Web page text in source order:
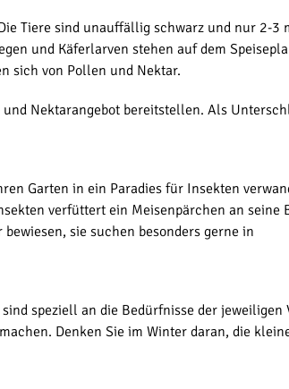
Tiere sind unauffällig schwarz und nur 2-
und Käferlarven stehen auf dem
sich von Pollen und Nektar.
Nektarangebot bereitstellen. Als
Garten in ein Paradies für Insekten
verfüttert ein Meisenpärchen an seine
sie suchen besonders gerne in
speziell an die Bedürfnisse der jeweiligen
Denken Sie im Winter daran, die